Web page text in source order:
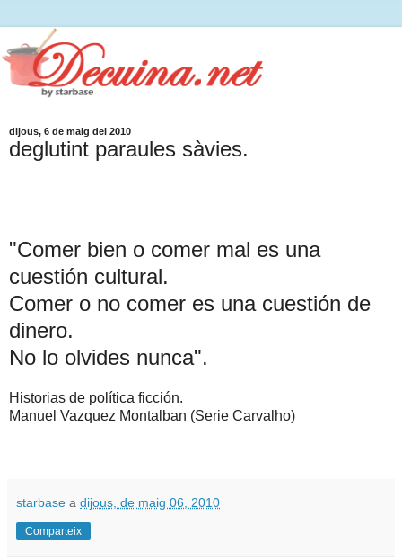
dijous, 6 de maig del 2010
deglutint paraules sàvies.
"Comer bien o comer mal es una
cuestión cultural.
Comer o no comer es una cuestión de
dinero.
No lo olvides nunca".
Historias de política ficción.
Manuel Vazquez Montalban (Serie Carvalho)
starbase a dijous, de maig 06, 2010
Comparteix